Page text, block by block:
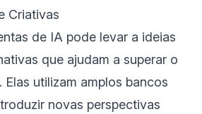
Criativas
de IA pode levar a ideias
que ajudam a superar o
utilizam amplos bancos
novas perspectivas